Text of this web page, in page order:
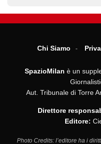
Chi Siamo
SpazioMilan è un
Aut. Tribunale di Torre
Direttore
Editore:
Photo Credits: l’editore ha i